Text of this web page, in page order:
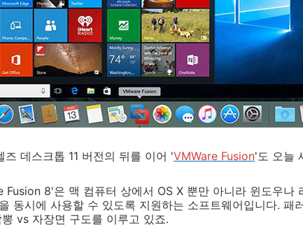
즈 데스크톱 11 버전의 뒤를 이어 'VMWare Fusion'도 오늘
Fusion 8'은 맥 컴퓨터 상에서 OS X 뿐만 아니라 윈도우나
동시에 사용할 수 있도록 지원하는 소프트웨어입니다. 패
vs 자장면 구도를 이루고 있죠.